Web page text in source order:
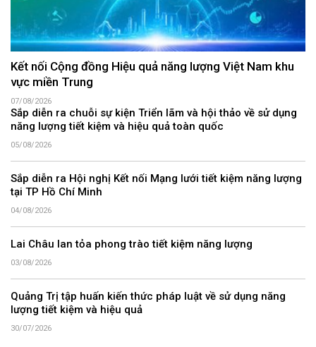
Kết nối Cộng đồng Hiệu quả năng lượng Việt Nam khu
vực miền Trung
07/08/2026
Sắp diễn ra chuỗi sự kiện Triển lãm và hội thảo về sử dụng
năng lượng tiết kiệm và hiệu quả toàn quốc
05/08/2026
Sắp diễn ra Hội nghị Kết nối Mạng lưới tiết kiệm năng lượng
tại TP Hồ Chí Minh
04/08/2026
Lai Châu lan tỏa phong trào tiết kiệm năng lượng
03/08/2026
Quảng Trị tập huấn kiến thức pháp luật về sử dụng năng
lượng tiết kiệm và hiệu quả
30/07/2026